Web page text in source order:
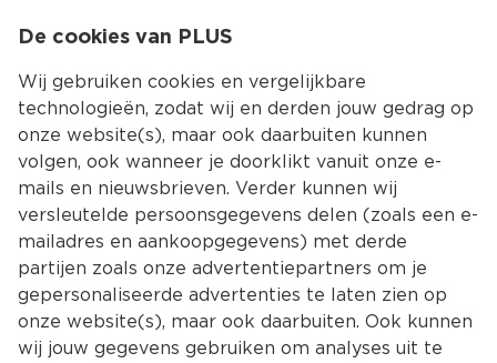
Kies jouw
De cookies van PLUS
Wij gebruiken cookies en vergelijkbare
technologieën, zodat wij en derden jouw gedrag op
onze website(s), maar ook daarbuiten kunnen
volgen, ook wanneer je doorklikt vanuit onze e-
mails en nieuwsbrieven. Verder kunnen wij
versleutelde persoonsgegevens delen (zoals een e-
mailadres en aankoopgegevens) met derde
partijen zoals onze advertentiepartners om je
gepersonaliseerde advertenties te laten zien op
onze website(s), maar ook daarbuiten. Ook kunnen
wij jouw gegevens gebruiken om analyses uit te